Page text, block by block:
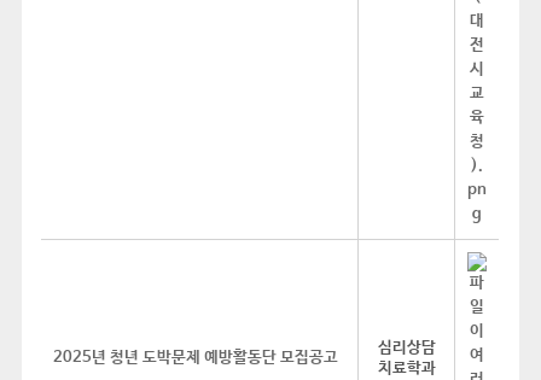
2025년 청년 도박문제 예방활동단 모집공고
심리상담
치료학과